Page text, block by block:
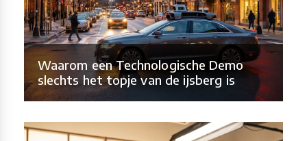
Waarom een Technologische Demo
slechts het topje van de ijsberg is